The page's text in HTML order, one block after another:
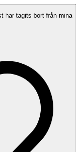
har tagits bort från mina